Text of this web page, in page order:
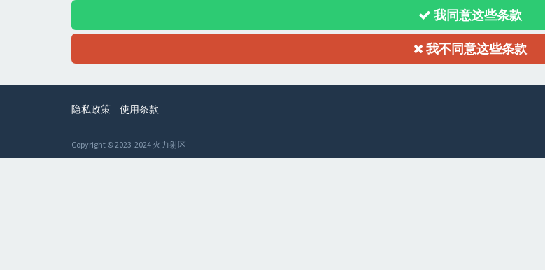
我同意这些条款
我不同意这些条款
隐私政策 使用条款
Copyright © 2023-2024 火力射区